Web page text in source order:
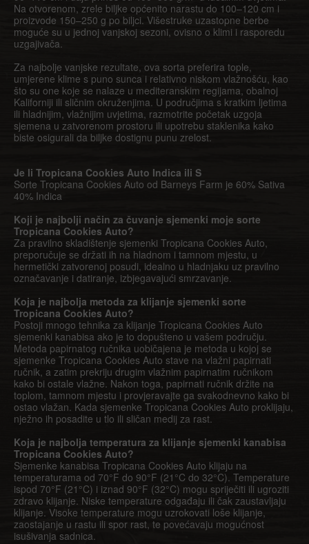
Na otvorenom, zrele biljke općenito narastu do 100–120 cm i
proizvode 150–250 g po biljci. Višestruke uzastopne berbe
moguće su u jednoj vanjskoj sezoni, ovisno o klimi i rasporedu
uzgajivača.
Za najbolje vanjske rezultate, ova sorta preferira tople,
umjerene klime s puno sunca i relativno niskom vlažnošću, kao
što su one koje se nalaze u mediteranskim regijama, obalnoj
Kaliforniji ili sličnim okruženjima. U područjima s kratkim ljetima
ili hladnijim, vlažnijim uvjetima, razmotrite početak uzgoja
sjemena u zatvorenom prostoru ili upotrebu staklenika kako
biste osigurali da biljke dostignu punu zrelost.
Je li Tropicana Cookies Auto Indica ili S
Sorte Tropicana Cookies Auto od Barneys Farm je 60% Sativa
40% Indica
Koji je najbolji način za čuvanje sjemenki moje sorte
Tropicana Cookies Auto?
Za pravilno skladištenje sjemenki Tropicana Cookies Auto,
preporučuje se držati ih na hladnom i tamnom mjestu, u
hermetički zatvorenoj posudi, idealno u hladnjaku uz pravilno
označavanje i datiranje, izbjegavajući smrzavanje.
Koja je najbolja metoda za klijanje sjemenki sorte
Tropicana Cookies Auto?
Postoji mnogo tehnika za klijanje Tropicana Cookies Auto
sjemenki kanabisa ako je to dopušteno u vašem području.
Metoda papirnatog ručnika uobičajena je metoda u kojoj se
sjemenke Tropicana Cookies Auto stave na vlažni papirnati
ručnik, a zatim prekriju drugim vlažnim papirnatim ručnikom
kako bi ostale vlažne. Nakon toga, papirnati ručnik držite na
toplom, tamnom mjestu i provjeravajte ga svakodnevno kako bi
ostao vlažan. Kada sjemenke Tropicana Cookies Auto proklijaju,
nježno ih posadite u tlo ili sličan medij za rast.
Koja je najbolja temperatura za klijanje sjemenki kanabisa
Tropicana Cookies Auto?
Sjemenke kanabisa Tropicana Cookies Auto klijaju na
temperaturama od 70°F do 90°F (21°C do 32°C). Temperature
ispod 70°F (21°C) i iznad 90°F (32°C) mogu spriječiti ili ugroziti
zdravo klijanje. Niske temperature odgađaju ili čak zaustavljaju
klijanje. Visoke temperature mogu uzrokovati loše klijanje,
zaostajanje u rastu ili spor rast, te povećavaju mogućnost
isušivanja sadnica.